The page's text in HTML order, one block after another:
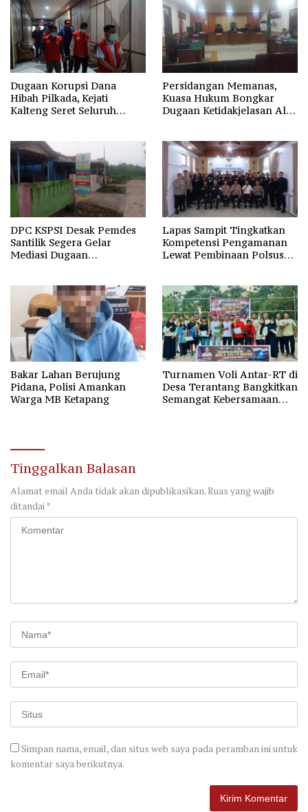
Dugaan Korupsi Dana
Hibah Pilkada, Kejati
Kalteng Seret Seluruh
Persidangan Memanas,
Kuasa Hukum Bongkar
Dugaan Ketidakjelasan Alur
DPC KSPSI Desak Pemdes
Santilik Segera Gelar
Mediasi Dugaan
Lapas Sampit Tingkatkan
Kompetensi Pengamanan
Lewat Pembinaan Polsus
Bakar Lahan Berujung
Pidana, Polisi Amankan
Warga MB Ketapang
Turnamen Voli Antar-RT di
Desa Terantang Bangkitkan
Semangat Kebersamaan
Tinggalkan Balasan
Alamat email Anda tidak akan dipublikasikan.Ruas yang wajib
ditandai*
Simpan nama, email, dan situs web saya pada peramban ini untuk
komentar saya berikutnya.